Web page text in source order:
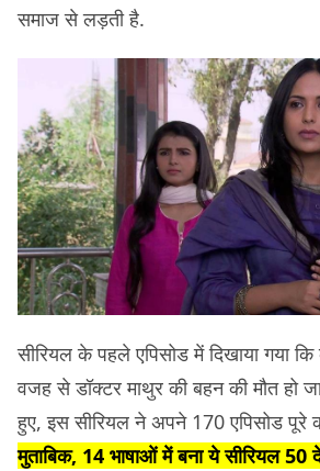
समाज से लड़ती है.
सीरियल के पहले एपिसोड में दिखाया गया
वजह से डॉक्टर माथुर की बहन की मौत हो
हुए, इस सीरियल ने अपने 170 एपिसोड पूरे
मुताबिक, 14 भाषाओं में बना ये सीरियल 50